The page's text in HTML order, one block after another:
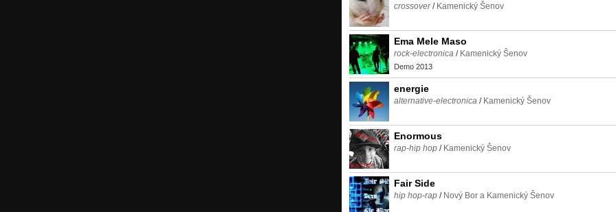
crossover/ Kamenický Šenov
Ema Mele Maso
rock-electronica / Kamenický Šenov
Demo 2013
energie
alternative-electronica / Kamenický Šenov
Enormous
rap-hip hop / Kamenický Šenov
Fair Side
hip hop-rap / Nový Bor a Kamenický Šenov